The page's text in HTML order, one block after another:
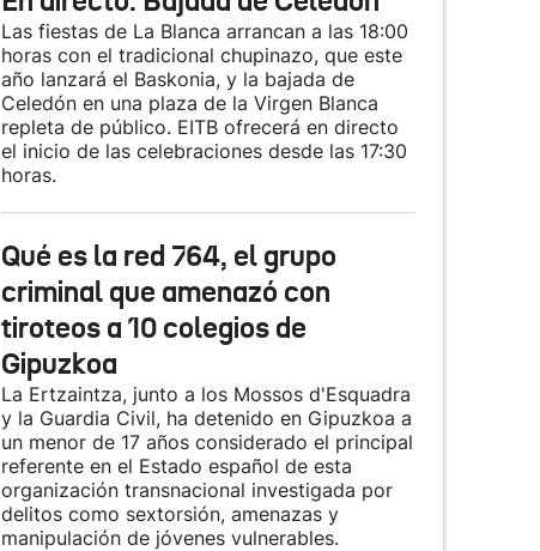
Las fiestas de La Blanca arrancan a las 18:00
horas con el tradicional chupinazo, que este
año lanzará el Baskonia, y la bajada de
Celedón en una plaza de la Virgen Blanca
repleta de público. EITB ofrecerá en directo
el inicio de las celebraciones desde las 17:30
horas.
Qué es la red 764, el grupo
criminal que amenazó con
tiroteos a 10 colegios de
Gipuzkoa
La Ertzaintza, junto a los Mossos d'Esquadra
y la Guardia Civil, ha detenido en Gipuzkoa a
un menor de 17 años considerado el principal
referente en el Estado español de esta
organización transnacional investigada por
delitos como sextorsión, amenazas y
manipulación de jóvenes vulnerables.